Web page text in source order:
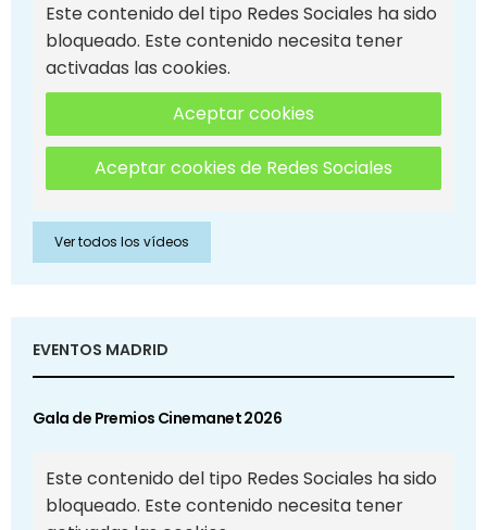
Este contenido del tipo Redes Sociales ha sido
bloqueado. Este contenido necesita tener
activadas las cookies.
Aceptar cookies
Aceptar cookies de Redes Sociales
Ver todos los vídeos
EVENTOS MADRID
Gala de Premios Cinemanet 2026
Este contenido del tipo Redes Sociales ha sido
bloqueado. Este contenido necesita tener